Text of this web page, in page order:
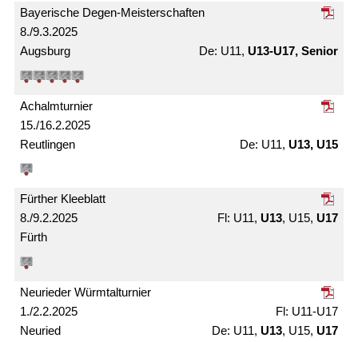
8./9.3.2025
Bayerische Degen-Meister­schaften
Augsburg U11, U13-U17, Senior
15./16.2.2025
Achalm­turnier
Reutlingen U11, U13, U15
8./9.2.2025
Fürther Kleeblatt
Fürth
U11, U13, U15, U17
1./2.2.2025
Neurieder Würmtal­turnier
Neuried
U11-U17
U11, U13, U15, U17